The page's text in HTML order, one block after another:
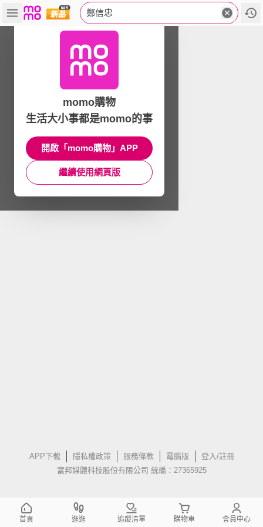
鄭信忠
APP下載 隱私權政策 服務條款 電腦版
登入/註冊
富邦媒體科技股份有限公司 統編：27365925
momo購物
生活大小事都是momo的事
開啟「momo購物」APP
繼續使用網頁版
首頁 逛逛 追蹤清單 購物車 會員中心